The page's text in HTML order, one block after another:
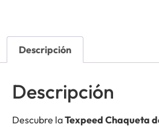
Descripción
Descripción
Descubre laTexpeed Chaqueta